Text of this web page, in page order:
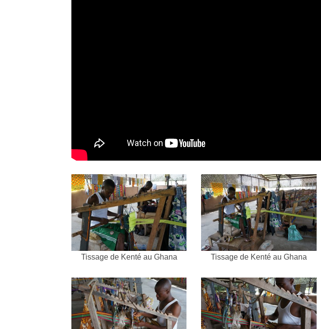
Tissage de Kenté au Ghana Tissage de Kenté au Ghana